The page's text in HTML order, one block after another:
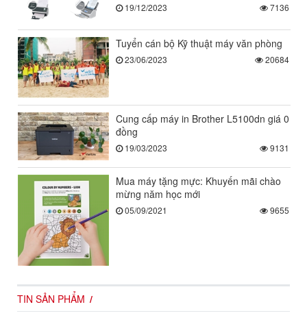
19/12/2023 7136
Tuyển cán bộ Kỹ thuật máy văn phòng
23/06/2023 20684
Cung cấp máy in Brother L5100dn giá 0
đồng
19/03/2023 9131
Mua máy tặng mực: Khuyến mãi chào
mừng năm học mới
05/09/2021 9655
TIN SẢN PHẨM